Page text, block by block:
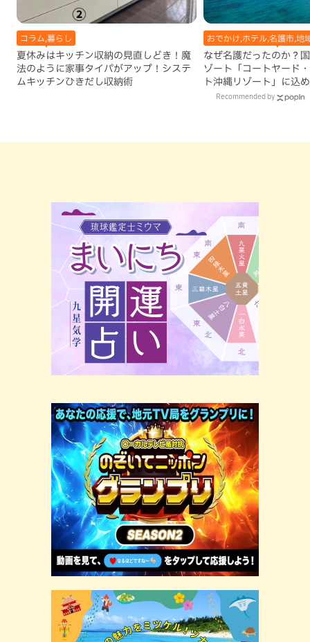
コラム,暮らし
夏休みはキッチン収納の見直しどき！魔
法のように家事タイパがアップ！システ
ムキッチンひきだし収納術
おでかけ,ホテル,名護市,地
なぜ名護だったのか？
ゾート「コートヤード
ト沖縄リゾート」に込
Recommended by